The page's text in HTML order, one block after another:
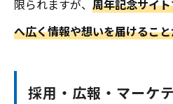
限られますが、 周年記念サイ
へ広く情報や想いを届けるこ
採用・広報・マーケ